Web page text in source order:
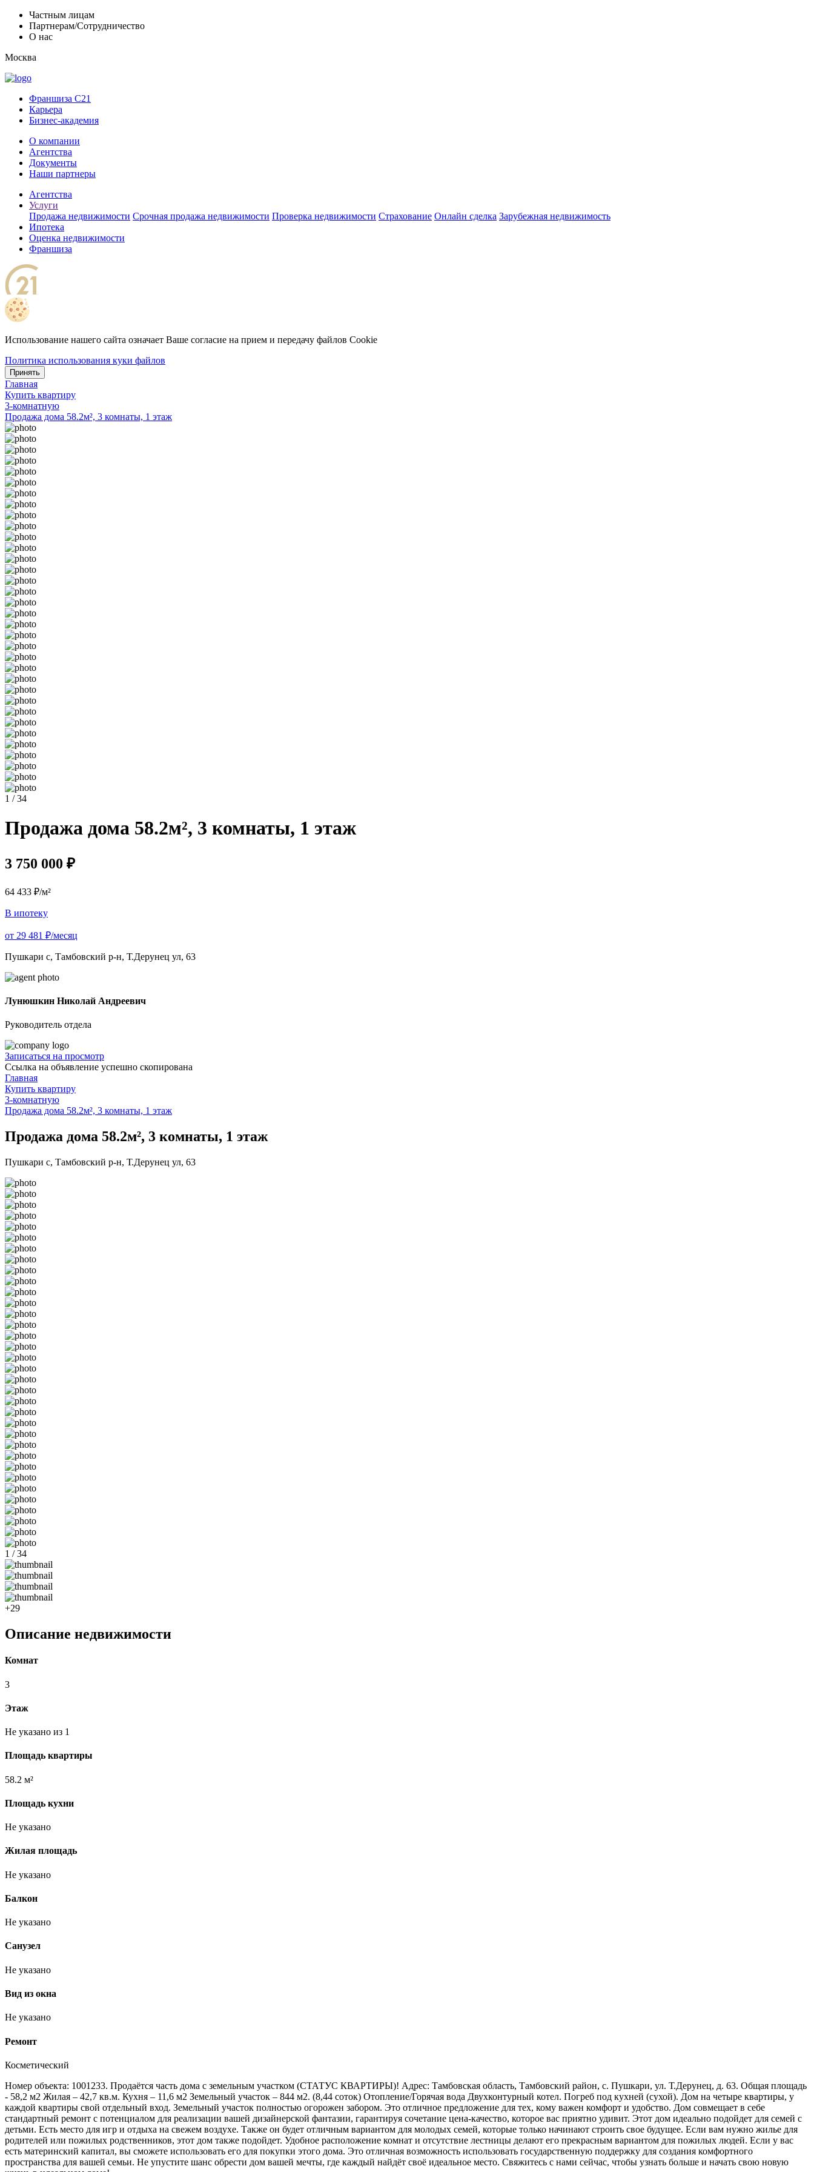
Частным лицам
Партнерам/Сотрудничество
О нас
Москва
Франшиза C21
Карьера
Бизнес-академия
О компании
Агентства
Документы
Наши партнеры
Агентства
Услуги
Продажа недвижимости Срочная продажа недвижимости Проверка недвижимости Страхование Онлайн сделка Зарубежная недвижимость
Ипотека
Оценка недвижимости
Франшиза
Использование нашего сайта означает Ваше согласие на прием и передачу файлов Cookie
Политика использования куки файлов
Принять
Главная
Купить квартиру
3-комнатную
Продажа дома 58.2м², 3 комнаты, 1 этаж
1 / 34
Продажа дома 58.2м², 3 комнаты, 1 этаж
3 750 000 ₽
64 433 ₽/м²
В ипотеку
от 29 481 ₽/месяц
Пушкари с, Тамбовский р-н, Т.Дерунец ул, 63
Лунюшкин Николай Андреевич
Руководитель отдела
Записаться на просмотр
Ссылка на объявление успешно скопирована
Главная
Купить квартиру
3-комнатную
Продажа дома 58.2м², 3 комнаты, 1 этаж
Продажа дома 58.2м², 3 комнаты, 1 этаж
Пушкари с, Тамбовский р-н, Т.Дерунец ул, 63
1 / 34
+29
Описание недвижимости
Комнат
3
Этаж
Не указано из 1
Площадь квартиры
58.2 м²
Площадь кухни
Не указано
Жилая площадь
Не указано
Балкон
Не указано
Санузел
Не указано
Вид из окна
Не указано
Ремонт
Косметический
Номер объекта: 1001233. Продаётся часть дома с земельным участком (СТАТУС КВАРТИРЫ)! Адрес: Тамбовская область, Тамбовский район, с. Пушкари, ул. Т.Дерунец, д. 63. Общая площадь
- 58,2 м2 Жилая – 42,7 кв.м. Кухня – 11,6 м2 Земельный участок – 844 м2. (8,44 соток) Отопление/Горячая вода Двухконтурный котел. Погреб под кухней (сухой). Дом на четыре квартиры, у
каждой квартиры свой отдельный вход. Земельный участок полностью огорожен забором. Это отличное предложение для тех, кому важен комфорт и удобство. Дом совмещает в себе
стандартный ремонт с потенциалом для реализации вашей дизайнерской фантазии, гарантируя сочетание цена-качество, которое вас приятно удивит. Этот дом идеально подойдет для семей с
детьми. Есть место для игр и отдыха на свежем воздухе. Также он будет отличным вариантом для молодых семей, которые только начинают строить свое будущее. Если вам нужно жилье для
родителей или пожилых родственников, этот дом также подойдет. Удобное расположение комнат и отсутствие лестницы делают его прекрасным вариантом для пожилых людей. Если у вас
есть материнский капитал, вы сможете использовать его для покупки этого дома. Это отличная возможность использовать государственную поддержку для создания комфортного
пространства для вашей семьи. Не упустите шанс обрести дом вашей мечты, где каждый найдёт своё идеальное место. Свяжитесь с нами сейчас, чтобы узнать больше и начать свою новую